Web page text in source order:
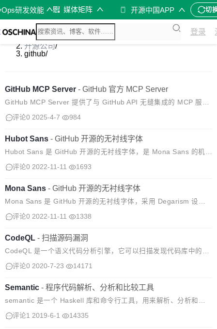
研发效能 媒体矩阵 开源中国APP 切
登录
开源软件/
开源公司/
github/
GitHub MCP Server - GitHub 官方 MCP Server
GitHub MCP Server 提供了与 GitHub API 无缝集成的 MCP 服务
器，从而实现面向开发者和工具的高级自动化和交互功能。 使用案
评论0 2025-4-7 984
Hubot Sans - GitHub 开源的无衬线字体
Hubot Sans 是 GitHub 开源的无衬线字体，是 Mona Sans 的机器
人伙伴。该字体的设计具有更多的几何特征，给人以技术性和特异
评论0 2022-11-11 1693
Mona Sans - GitHub 开源的无衬线字体
Mona Sans 是 GitHub 开源的无衬线字体，采用 Degarism 设
计，灵感来自工业时代的怪兽。Mona Sans 在产品、web 和印刷
评论0 2022-11-11 1338
CodeQL - 扫描源码漏洞
CodeQL 是一个语义代码分析引擎，它可以扫描发现代码库中的漏
洞。使用 CodeQL，可以像对待数据一样查询代码。编写查询条件
评论0 2020-7-23 14171
Semantic - 程序代码解析、分析和比较工具
semantic 是一个 Haskell 库和命令行工具，用来解析、分析和比
较程序代码。 使用方法： Parse Diff Graph 支持的编程语言：
评论1 2019-6-1 14335